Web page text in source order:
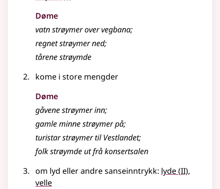
Døme
vatn strøymer over vegbana;
regnetstrøymerned;
tårene strøymde
kome i store mengder
Døme
gåvenestrøymerinn;
gamle minnestrøymerpå;
turistar strøymer til Vestlandet;
folk strøymde ut frå konsertsalen
om lyd eller andre sanseinntrykk: lyde(2
II),
velle